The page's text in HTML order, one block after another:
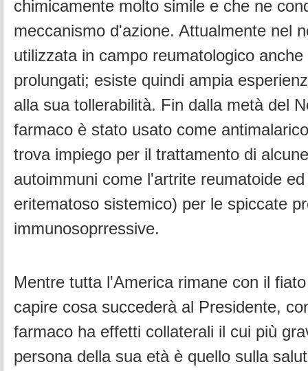
chimicamente molto simile e che ne
meccanismo d'azione. Attualmente nel
utilizzata in campo reumatologico
prolungati; esiste quindi ampia
alla sua tollerabilità. Fin dalla metà del
farmaco è stato usato come
trova impiego per il trattamento di
autoimmuni come l'artrite reumatoide
eritematoso sistemico) per le spiccate
immunosoprressive.
Mentre tutta l'America rimane con il
capire cosa succederà al Presidente,
farmaco ha effetti collaterali il cui più
persona della sua età è quello sulla